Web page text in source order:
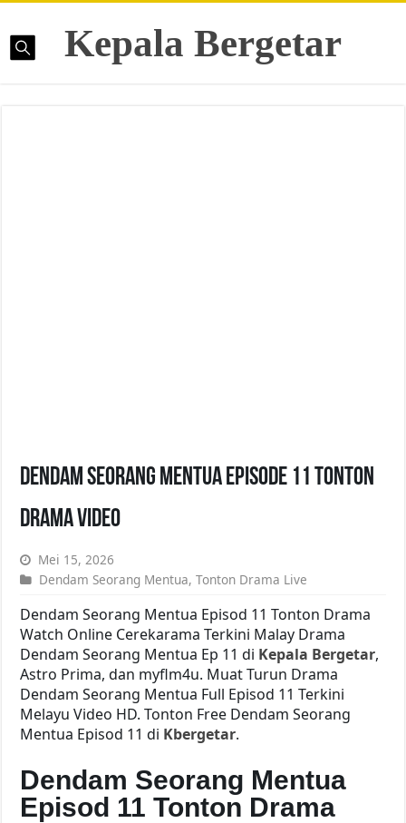
Kepala Bergetar
Dendam Seorang Mentua Episode 11 Tonton
Drama Video
Mei 15, 2026
Dendam Seorang Mentua,Tonton Drama Live
Dendam Seorang Mentua Episod 11 Tonton Drama
Watch Online Cerekarama Terkini Malay Drama
Dendam Seorang Mentua Ep 11 di Kepala Bergetar,
Astro Prima, dan myflm4u. Muat Turun Drama
Dendam Seorang Mentua Full Episod 11 Terkini
Melayu Video HD. Tonton Free Dendam Seorang
Mentua Episod 11 di Kbergetar.
Dendam Seorang Mentua
Episod 11 Tonton Drama